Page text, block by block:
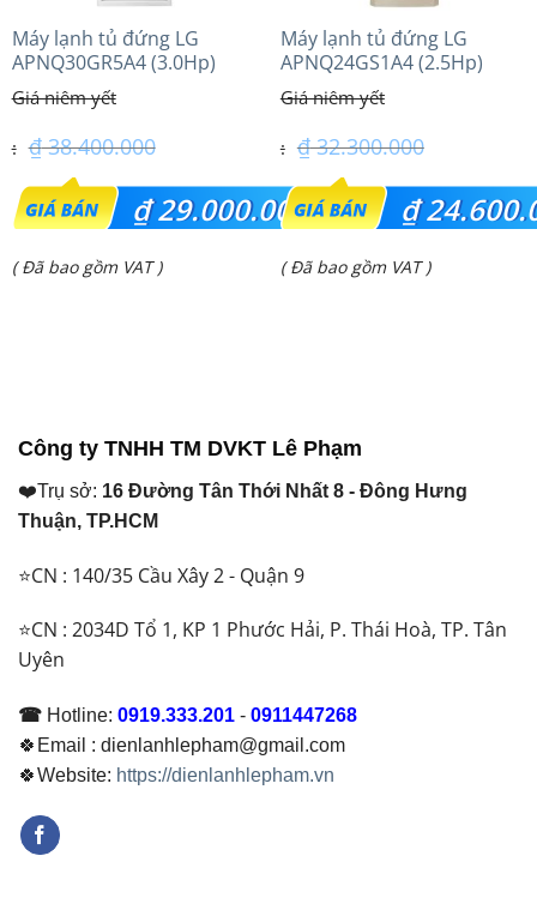
Máy lạnh tủ đứng LG
APNQ30GR5A4 (3.0Hp)
Inverter
₫38.400.000
Giá
gốc
là:
₫29.000.000
Giá
( Đã bao gồm VAT )
Máy lạnh tủ đứng LG
APNQ24GS1A4 (2.5Hp)
Inverter
₫32.300.000
Giá
gốc
là:
₫
Giá
( Đã bao gồm VAT )
Công ty TNHH TM DVKT Lê Phạm
❤️Trụ sở: 16 Đường Tân Thới Nhất 8 - Đông Hưng
Thuận, TP.HCM
⭐CN : 140/35 Cầu Xây 2 - Quận 9
⭐CN : 2034D Tổ 1, KP 1 Phước Hải, P. Thái Hoà, TP. Tân
Uyên
☎ Hotline: 0919.333.201 - 0911447268
🍀Email : dienlanhlepham@gmail.com
🍀Website: https://dienlanhlepham.vn